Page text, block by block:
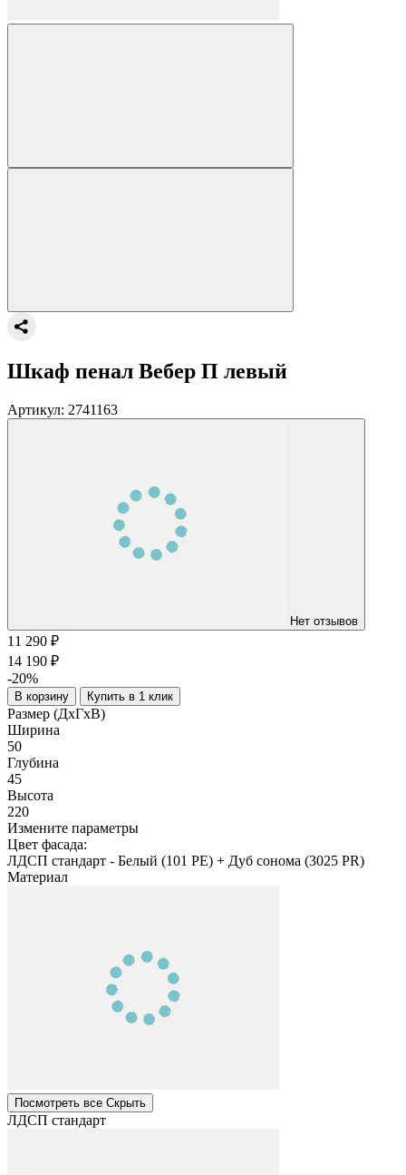
Шкаф пенал Вебер П левый
Артикул: 2741163
Нет отзывов
11 290 ₽
14 190 ₽
-20%
В корзину Купить в 1 клик
Размер (ДхГхВ)
Ширина
50
Глубина
45
Высота
220
Измените параметры
Цвет фасада:
ЛДСП стандарт - Белый (101 PE) + Дуб сонома (3025 PR)
Материал
Посмотреть все Cкрыть
ЛДСП стандарт